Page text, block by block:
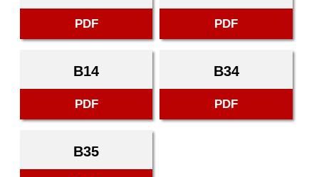
PDF PDF
B14
PDF
B34
PDF
B35